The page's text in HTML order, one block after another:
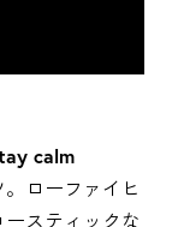
calm
ローファイヒ
スティックな